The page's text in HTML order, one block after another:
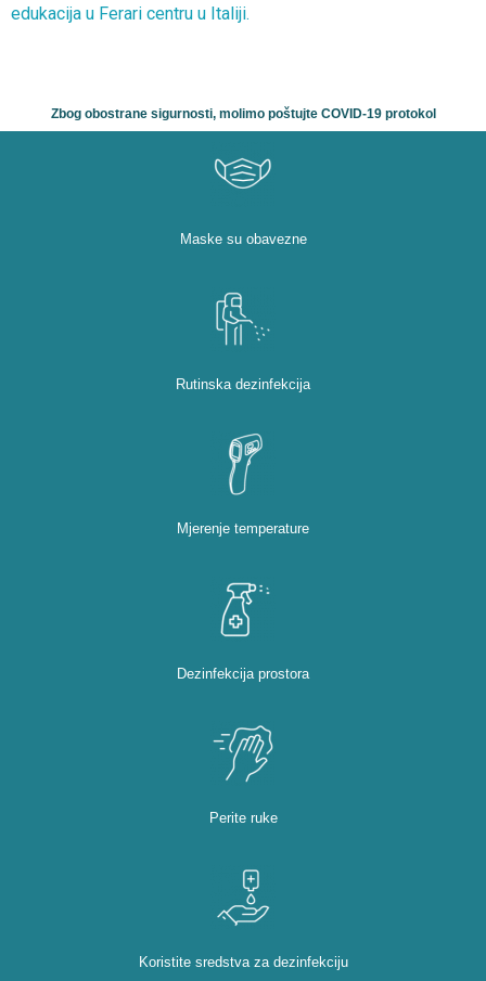
edukacija u Ferari centru u Italiji.
Zbog obostrane sigurnosti, molimo poštujte COVID-19 protokol
Maske su obavezne
Rutinska dezinfekcija
Mjerenje temperature
Dezinfekcija prostora
Perite ruke
Koristite sredstva za dezinfekciju